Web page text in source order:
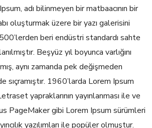
adı bilinmeyen bir matbaacının bir
oluşturmak üzere bir yazı galerisini
beri endüstri standardı sahte
Beşyüz yıl boyunca varlığını
aynı zamanda pek değişmeden
sıçramıştır. 1960’larda Lorem Ipsum
yapraklarının yayınlanması ile ve
PageMaker gibi Lorem Ipsum sürümleri
yazılımları ile popüler olmuştur.